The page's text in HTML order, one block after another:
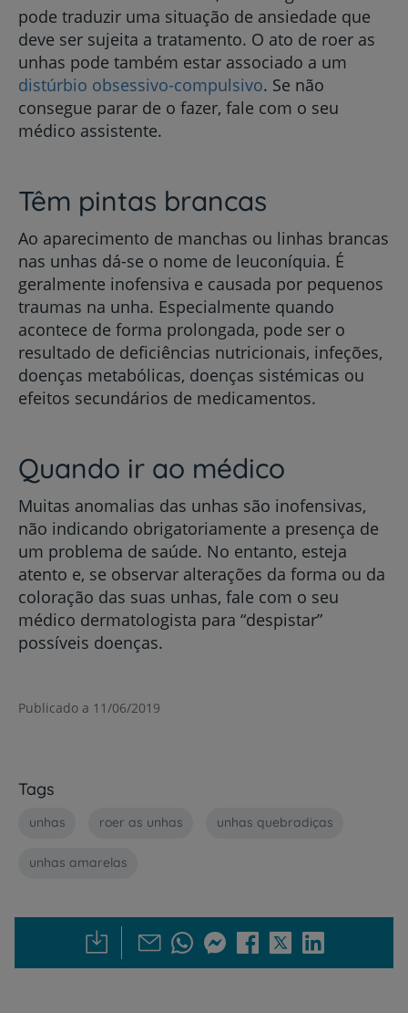
pode traduzir uma situação de ansiedade que
deve ser sujeita a tratamento. O ato de roer as
unhas pode também estar associado a um
distúrbio obsessivo-compulsivo. Se não
consegue parar de o fazer, fale com o seu
médico assistente.
Têm pintas brancas
Ao aparecimento de manchas ou linhas brancas
nas unhas dá-se o nome de leuconíquia. É
geralmente inofensiva e causada por pequenos
traumas na unha. Especialmente quando
acontece de forma prolongada, pode ser o
resultado de deficiências nutricionais, infeções,
doenças metabólicas, doenças sistémicas ou
efeitos secundários de medicamentos.
Quando ir ao médico
Muitas anomalias das unhas são inofensivas,
não indicando obrigatoriamente a presença de
um problema de saúde. No entanto, esteja
atento e, se observar alterações da forma ou da
coloração das suas unhas, fale com o seu
médico dermatologista para “despistar”
possíveis doenças.
Publicado a 11/06/2019
Tags
unhas roer as unhas unhas quebradiças
unhas amarelas